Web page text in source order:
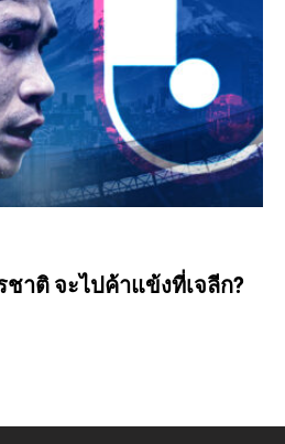
าติ จะไปค้าแข้งที่เจลีก?